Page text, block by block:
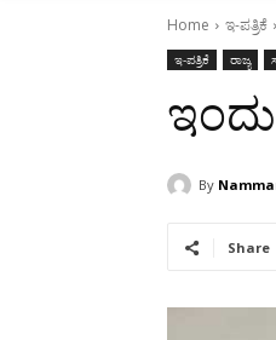
Home ಇ-ಪತ್ರಿಕೆ
ಇ-ಪತ್ರಿಕೆ ರಾಜ್ಯ
By
Share